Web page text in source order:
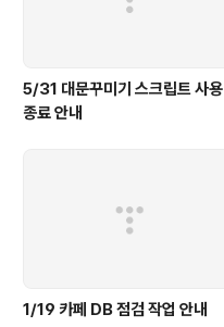
5/31 대문꾸미기 스크립트 사용
종료 안내
1/19 카페 DB 점검 작업 안내